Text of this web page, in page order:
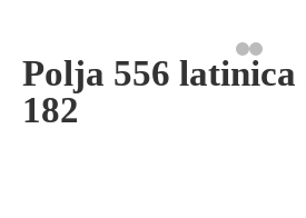
Polja 556 latinica
182